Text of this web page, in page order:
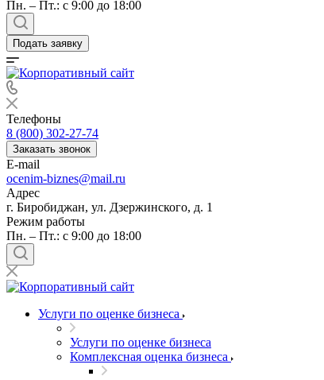
Пн. – Пт.: с 9:00 до 18:00
Подать заявку
Телефоны
8 (800) 302-27-74
Заказать звонок
E-mail
ocenim-biznes@mail.ru
Адрес
г. Биробиджан, ул. Дзержинского, д. 1
Режим работы
Пн. – Пт.: с 9:00 до 18:00
Услуги по оценке бизнеса
Услуги по оценке бизнеса
Комплексная оценка бизнеса
Бирюч